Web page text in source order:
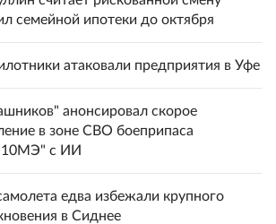
семейной ипотеки до октября
атаковали предприятия в Уфе
анонсировал скорое
в зоне СВО боеприпаса
10МЭ" с ИИ
едва избежали крупного
в Сиднее